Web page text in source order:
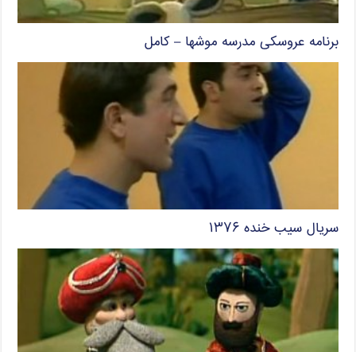
برنامه عروسکی مدرسه موشها – کامل
سریال سیب خنده ۱۳۷۶